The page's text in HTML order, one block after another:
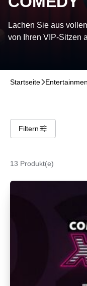
Lachen Sie aus
von Ihren VIP-Sitzen
Startseite􀆊
Filtern􀌆
13 Produkt(e)